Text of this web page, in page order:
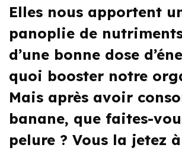
Elles nous apportent
panoplie de
d’une bonne dose
quoi booster notre
Mais après avoir
banane, que faites-
pelure ? Vous la jetez